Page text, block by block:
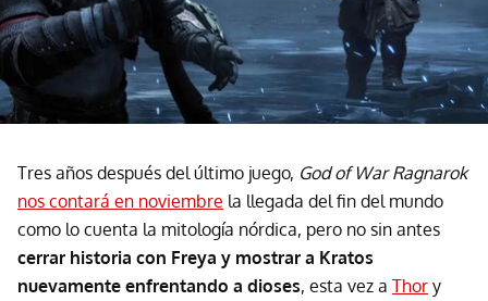
Tres años después del último juego, God of War Ragnarok
nos contará en noviembre la llegada del fin del mundo
como lo cuenta la mitología nórdica, pero no sin antes
cerrar historia con Freya y mostrar a Kratos
nuevamente enfrentando a dioses, esta vez a Thor y